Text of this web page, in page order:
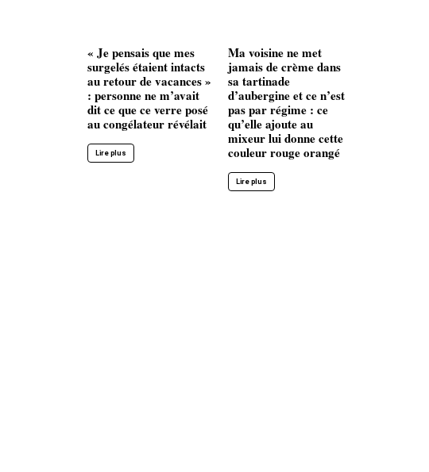
« Je pensais que mes
surgelés étaient intacts
au retour de vacances »
: personne ne m’avait
dit ce que ce verre posé
au congélateur révélait
Lire plus
Ma voisine ne met
jamais de crème dans
sa tartinade
d’aubergine et ce n’est
pas par régime : ce
qu’elle ajoute au
mixeur lui donne cette
couleur rouge orangé
Lire plus